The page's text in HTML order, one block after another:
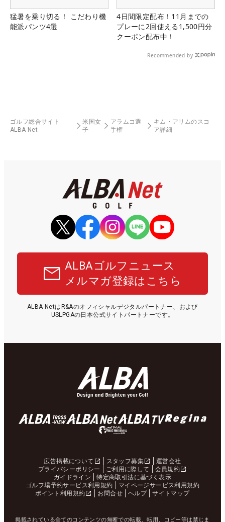
猛暑を乗り切る！ こだわり機
能派パンツ4選
4日間限定配布！11月までの
プレーに2回使える1,500円分
クーポン配布中！
Recommended by
ゴルフ総合サイト
ALBA Net
米国女
子
アラムコ選
手権
キム・アリムのスコ
ア詳細
ALBAゴルフニュース
メルマガ登録はこちら
ALBA NetはR&Aのオフィシャルデジタルパートナー、および
USLPGAの日本公式サイトパートナーです。
広告掲載について スタッフ募集
運営会社
プライバシーポリシー
ご利用に際して
会員規約
ガイドライン
特定商取引法に基づく表示
ゴルフ場予約サービス利用規約
マイページサービス利用規約
ポイント利用規約
お問合せ ヘルプ サイトマップ
掲載されている全てのコンテンツの無断での転載、転用、コピー等は禁じま